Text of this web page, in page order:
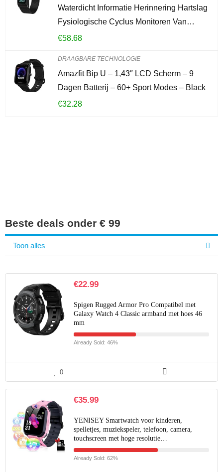
Waterdicht Informatie Herinnering Hartslag
Fysiologische Cyclus Monitoren Van…
€58.68
DRAAGBARE TECHNOLOGIE
Amazfit Bip U – 1,43″ LCD Scherm – 9
Dagen Batterij – 60+ Sport Modes – Black
€32.28
Beste deals onder € 99
Toon alles
€22.99
Spigen Rugged Armor Pro Compatibel met
Galaxy Watch 4 Classic armband met hoes 46
mm
Already Sold: 46%
0
€35.99
YENISEY Smartwatch voor kinderen,
spelletjes, muziekspeler, telefoon, camera,
touchscreen met hoge resolutie…
Already Sold: 62%